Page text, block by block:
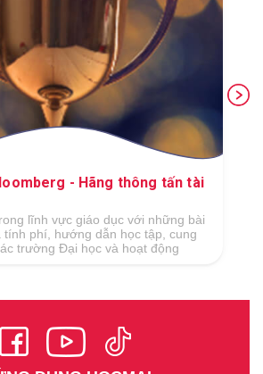
- Hãng thông tấn tài
lĩnh vực giáo dục với những bài
tính phí, hướng dẫn học tập, cung
trường Đại học và hoạt động